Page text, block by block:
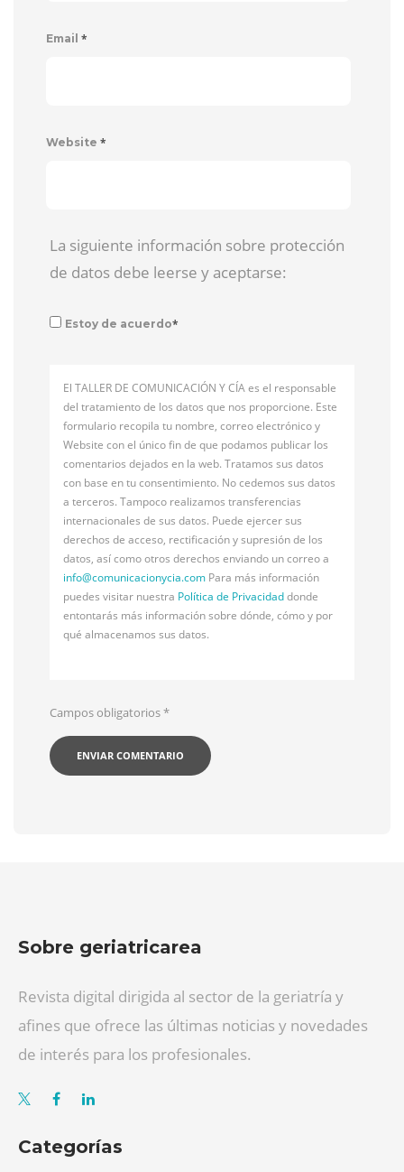
Email *
Website *
La siguiente información sobre protección
de datos debe leerse y aceptarse:
Estoy de acuerdo*
El TALLER DE COMUNICACIÓN Y CÍA es el responsable
del tratamiento de los datos que nos proporcione. Este
formulario recopila tu nombre, correo electrónico y
Website con el único fin de que podamos publicar los
comentarios dejados en la web. Tratamos sus datos
con base en tu consentimiento. No cedemos sus datos
a terceros. Tampoco realizamos transferencias
internacionales de sus datos. Puede ejercer sus
derechos de acceso, rectificación y supresión de los
datos, así como otros derechos enviando un correo a
info@comunicacionycia.com Para más información
puedes visitar nuestra Política de Privacidaddonde
entontarás más información sobre dónde, cómo y por
qué almacenamos sus datos.
Campos obligatorios*
Sobre geriatricarea
Revista digital dirigida al sector de la geriatría y
afines que ofrece las últimas noticias y novedades
de interés para los profesionales.
Categorías